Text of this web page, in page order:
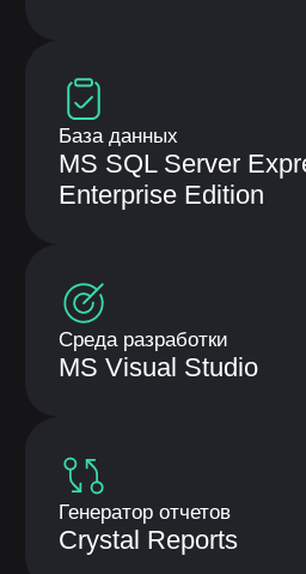
Подписаться
Учебные материалы